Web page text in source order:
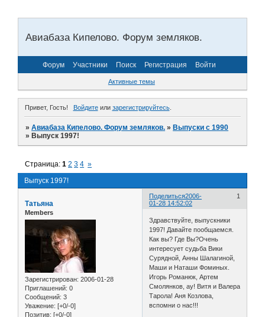
Авиабаза Кипелово. Форум земляков.
Форум Участники Поиск Регистрация Войти
Активные темы
Привет, Гость! Войдитеили зарегистрируйтесь.
»Авиабаза Кипелово. Форум земляков. »Выпуски с 1990
»Выпуск 1997!
Выпуск 1997!
Страница:1 2 3 4 »
Поделиться 1
2006-
01-28 14:52:02
Татьяна
Members
Зарегистрирован: 2006-01-28
Приглашений: 0
Сообщений: 3
Уважение: [+0/-0]
Позитив: [+0/-0]
Здравствуйте, выпускники
1997! Давайте пообщаемся.
Как вы? Где Вы?Очень
интересует судьба Вики
Сурядной, Анны Шалагиной,
Маши и Наташи Фоминых.
Игорь Романюк, Артем
Смолянков, ау! Витя и Валера
Тарола! Аня Козлова,
вспомни о нас!!!